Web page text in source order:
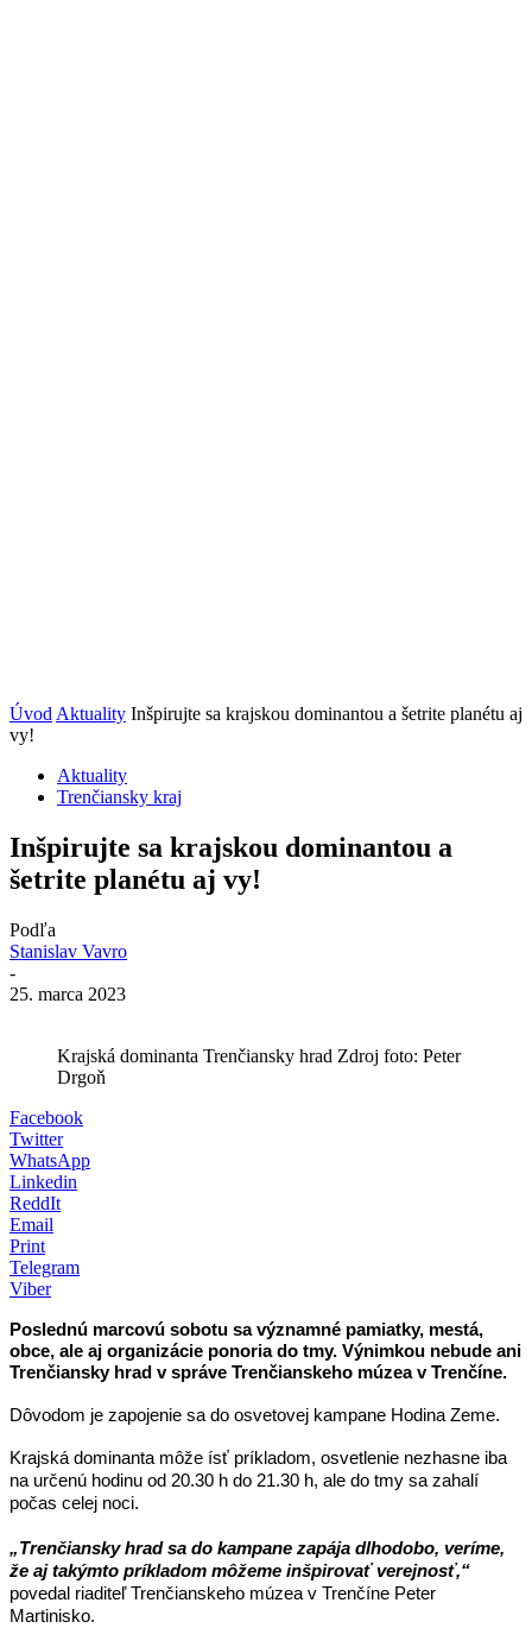
Úvod Aktuality Inšpirujte sa krajskou dominantou a šetrite planétu aj
vy!
Aktuality
Trenčiansky kraj
Inšpirujte sa krajskou dominantou a
šetrite planétu aj vy!
Podľa
Stanislav Vavro
-
25. marca 2023
Krajská dominanta Trenčiansky hrad Zdroj foto: Peter
Drgoň
Facebook
Twitter
WhatsApp
Linkedin
ReddIt
Email
Print
Telegram
Viber
Poslednú marcovú sobotu sa významné pamiatky, mestá,
obce, ale aj organizácie ponoria do tmy. Výnimkou nebude ani
Trenčiansky hrad v správe Trenčianskeho múzea v Trenčíne.
Dôvodom je zapojenie sa do osvetovej kampane Hodina Zeme.
Krajská dominanta môže ísť príkladom, osvetlenie nezhasne iba
na určenú hodinu od 20.30 h do 21.30 h, ale do tmy sa zahalí
počas celej noci.
„Trenčiansky hrad sa do kampane zapája dlhodobo, veríme,
že aj takýmto príkladom môžeme inšpirovať verejnosť,“
povedal riaditeľ Trenčianskeho múzea v Trenčíne Peter
Martinisko.